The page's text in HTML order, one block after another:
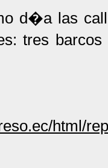
d�a las
tres
html/